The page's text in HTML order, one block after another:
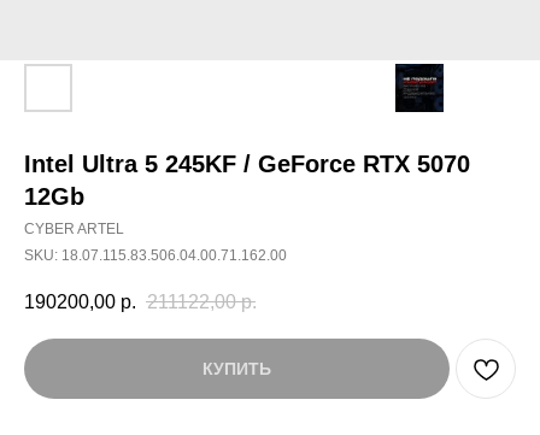
Intel Ultra 5 245KF / GeForce RTX 5070
12Gb
CYBER ARTEL
SKU: 18.07.115.83.506.04.00.71.162.00
190200,00 р. 211122,00 р.
КУПИТЬ